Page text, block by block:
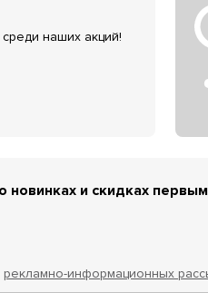
наших акций!
и скидках
рекламно-информационных